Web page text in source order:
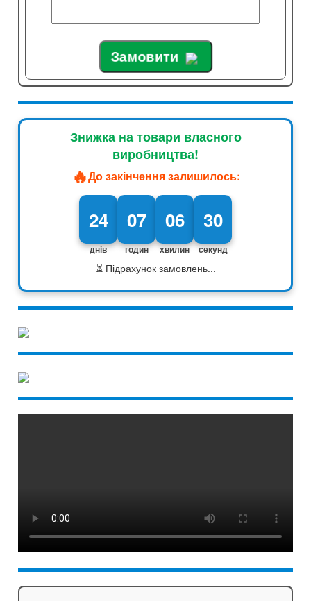
Замовити
Знижка на товари власного
виробництва!
🔥До закінчення залишилось:
24
днів
07
годин
06
хвилин
29
секунд
⏳ Підрахунок замовлень...